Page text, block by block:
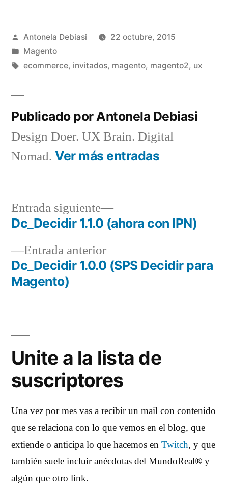
Publicado
por
Antonela Debiasi
22 octubre, 2015
Publicado
en
Magento
Etiquetas:
ecommerce, invitados, magento, magento2, ux
Publicado por Antonela Debiasi
Design Doer. UX Brain. Digital
Nomad. Ver más entradas
Navegación
de
entradas
Entrada anteriorEntrada
anterior:
Dc_Decidir 1.0.0 (SPS Decidir para
Magento)
Entrada siguiente
Entrada
siguiente:
Dc_Decidir 1.1.0 (ahora con IPN)
Unite a la lista de
suscriptores
Una vez por mes vas a recibir un mail con contenido
que se relaciona con lo que vemos en el blog, que
extiende o anticipa lo que hacemos en Twitch, y que
también suele incluir anécdotas del MundoReal® y
algún que otro link.